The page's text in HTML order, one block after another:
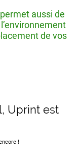
aussi de
de vos
Uprint est
!